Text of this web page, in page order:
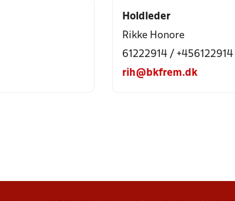
Holdleder
Rikke Honore
61222914 / +456122914
rih@bkfrem.dk